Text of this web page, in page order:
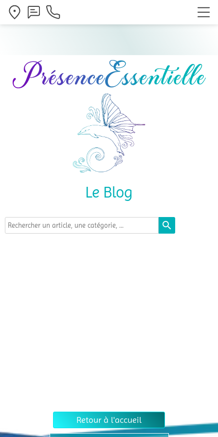
Le Blog
search
Retour à l'accueil